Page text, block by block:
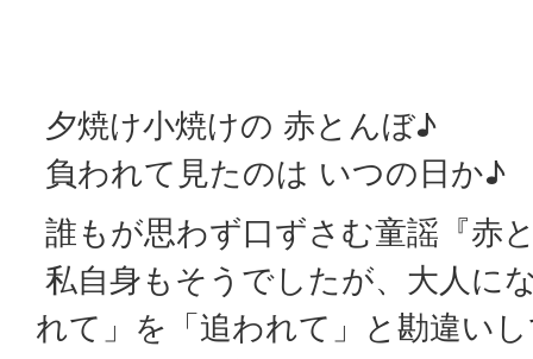
夕焼け小焼けの 赤とんぼ♪
負われて見たのは いつの日か♪
誰もが思わず口ずさむ童謡『赤
私自身もそうでしたが、大人に
れて」を「追われて」と勘違い